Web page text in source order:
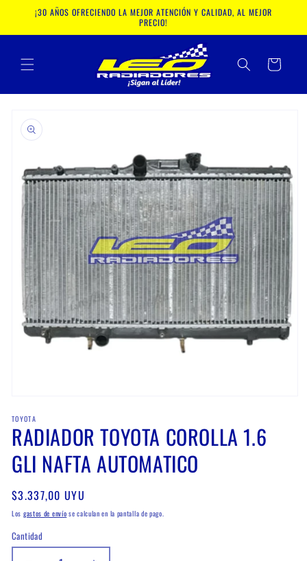
directamente
¡30 AÑOS OFRECIENDO LA MEJOR ATENCIÓN Y CALIDAD, AL MEJOR
PRECIO!
Carrito
Ir
a la
información
multimedia
1
en
ventana
modal
TOYOTA
RADIADOR TOYOTA COROLLA 1.6
GLI NAFTA AUTOMATICO
Precio
habitual
$3.337,00 UYU
Los gastos de envío se calculan en la pantalla de pago.
Cantidad
Cantidad